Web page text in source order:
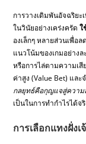
การวางเดิมพันอัจฉริย
ในวินัยอย่างเคร่งครัดใ
องเล็กๆ หลายส่วนเพื่อ
แนวโน้มของเกมอย่าง
หรือการไล่ตามความเ
ค่าสูง (Value Bet) แล
กลยุทธ์คือกุญแจสู่ความ
เป็นในการทำกำไรได้จริ
การเลือกแทงฝั่ง